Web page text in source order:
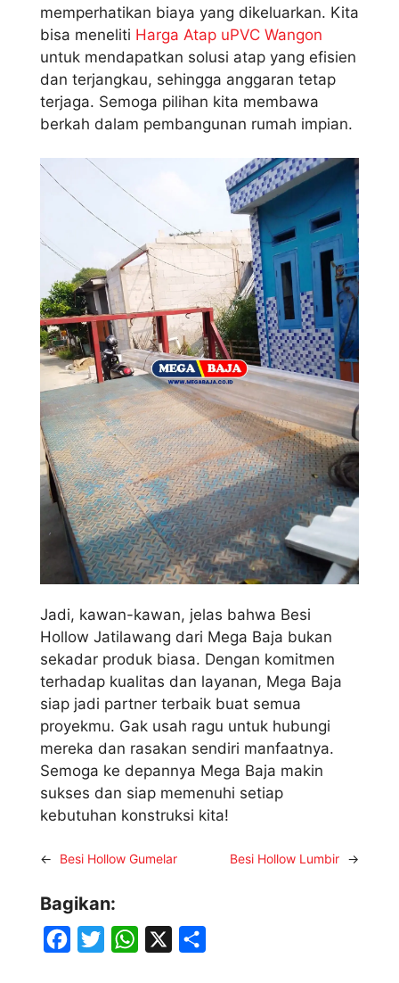
memperhatikan biaya yang dikeluarkan. Kita
bisa meneliti Harga Atap uPVC Wangon
untuk mendapatkan solusi atap yang efisien
dan terjangkau, sehingga anggaran tetap
terjaga. Semoga pilihan kita membawa
berkah dalam pembangunan rumah impian.
Jadi, kawan-kawan, jelas bahwa Besi
Hollow Jatilawang dari Mega Baja bukan
sekadar produk biasa. Dengan komitmen
terhadap kualitas dan layanan, Mega Baja
siap jadi partner terbaik buat semua
proyekmu. Gak usah ragu untuk hubungi
mereka dan rasakan sendiri manfaatnya.
Semoga ke depannya Mega Baja makin
sukses dan siap memenuhi setiap
kebutuhan konstruksi kita!
← Besi Hollow Gumelar Besi Hollow Lumbir →
Bagikan: